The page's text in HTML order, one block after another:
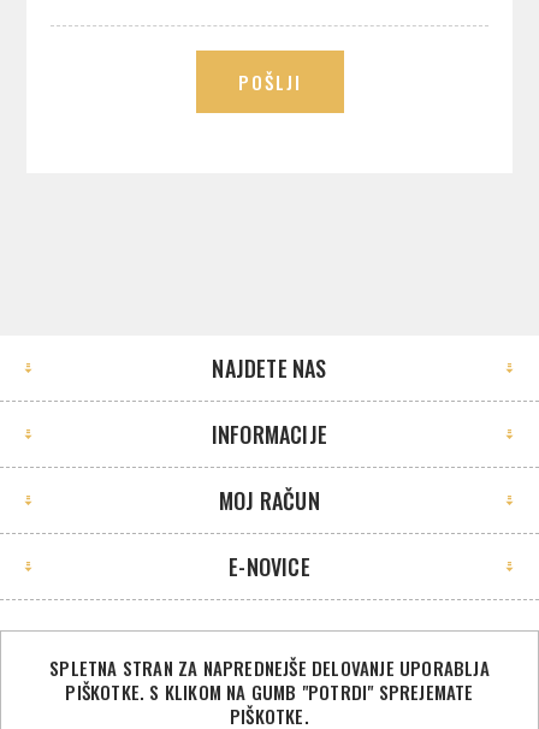
POŠLJI
NAJDETE NAS
INFORMACIJE
MOJ RAČUN
E-NOVICE
©2026 Sport Store. Vse pravice pridržane.
SPLETNA STRAN ZA NAPREDNEJŠE DELOVANJE UPORABLJA
PIŠKOTKE. S KLIKOM NA GUMB "POTRDI" SPREJEMATE
PIŠKOTKE.